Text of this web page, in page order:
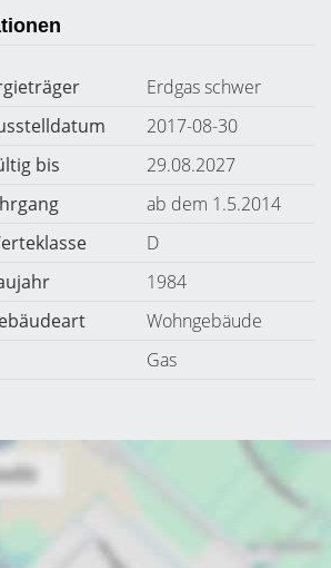
Erdgas schwer
2017-08-30
bis
29.08.2027
ab dem 1.5.2014
D
1984
Wohngebäude
Gas